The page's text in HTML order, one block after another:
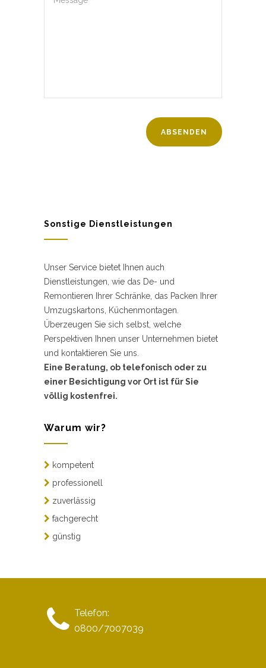
Sonstige Dienstleistungen
Unser Service bietet Ihnen auch
Dienstleistungen, wie das De- und
Remontieren Ihrer Schränke, das Packen Ihrer
Umzugskartons, Küchenmontagen.
Überzeugen Sie sich selbst, welche
Perspektiven Ihnen unser Unternehmen bietet
und kontaktieren Sie uns.
Eine Beratung, ob telefonisch oder zu
einer Besichtigung vor Ort ist für Sie
völlig kostenfrei.
Warum wir?
kompetent
professionell
zuverlässig
fachgerecht
günstig
Telefon:
0800/7007039